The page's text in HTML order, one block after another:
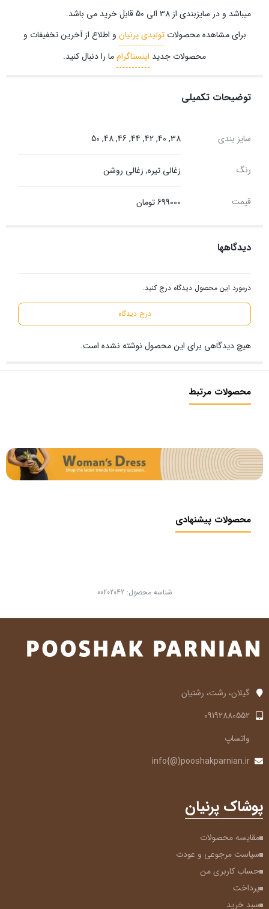
میباشد و در سایزبندی از 38 الی 50 قابل خرید می باشد.
برای مشاهده محصولاتتولیدی پرنیان و اطلاع از آخرین تخفیفات و
محصولات جدید اینستاگرامما را دنبال کنید.
توضیحات تکمیلی
سایز بندی 38, 40, 42, 44, 46, 48, 50
رنگ زغالی تیره, زغالی روشن
قیمت 699000 تومان
دیدگاهها
درمورد این محصول دیدگاه درج کنید.
درج دیدگاه
هیچ دیدگاهی برای این محصول نوشته نشده است.
محصولات مرتبط
محصولات پیشنهادی
شناسه محصول:00202042
گیلان، رشت، رشتیان
09192880552
واتساپ
info{@}pooshakparnian.ir
پوشاک پرنیان
مقایسه محصولات
سیاست مرجوعی و عودت
حساب کاربری من
پرداخت
سبد خرید